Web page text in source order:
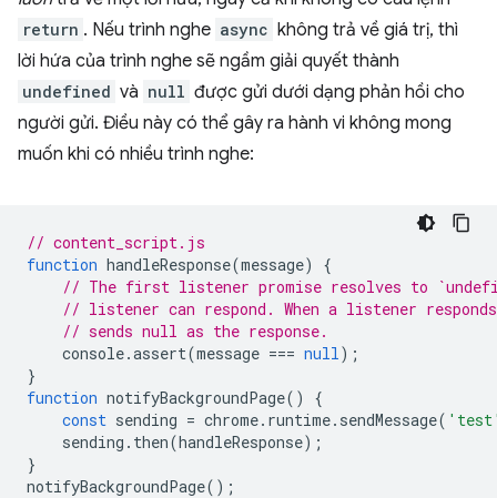
return . Nếu trình nghe async không trả về giá trị, thì
lời hứa của trình nghe sẽ ngầm giải quyết thành
undefined và null được gửi dưới dạng phản hồi cho
người gửi. Điều này có thể gây ra hành vi không mong
muốn khi có nhiều trình nghe:
// content_script.js
function handleResponse(message)
{
// The first listener promise resolves to
// listener can respond. When a listener
// sends null as the response.
console.assert(message === null);
}
function notifyBackgroundPage()
{
const sending = chrome. runtime. sendMessage(
sending . then(handleResponse);
}
notifyBackgroundPage();